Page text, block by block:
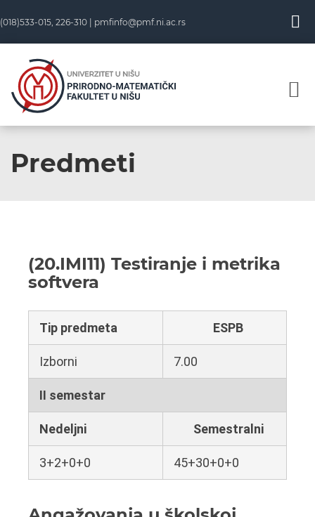
(018)533-015, 226-310 | pmfinfo@pmf.ni.ac.rs
Predmeti
(20.IMI11) Testiranje i metrika
softvera
Tip predmeta ESPB
Izborni 7.00
II semestar
Nedeljni Semestralni
3+2+0+0 45+30+0+0